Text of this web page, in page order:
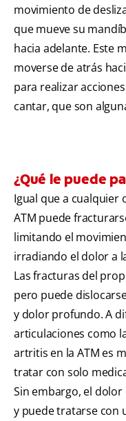
movimiento de
que mueve su
hacia adelante. Este
moverse de atrás
para realizar
cantar, que son
¿Qué le puede
Igual que a cualquier
ATM puede
limitando el
irradiando el dolor a
Las fracturas del
pero puede
y dolor profundo. A
articulaciones como
artritis en la ATM es
tratar con solo
Sin embargo, el dolor
y puede tratarse con